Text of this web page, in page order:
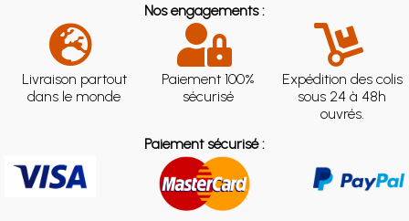
Nos engagements :
Livraison partout
dans le monde
Paiement 100%
sécurisé
Expédition des colis
sous 24 à 48h
ouvrés.
Paiement sécurisé :